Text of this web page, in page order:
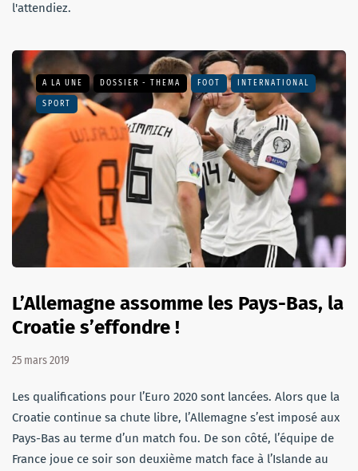
l'attendiez.
A LA UNE DOSSIER - THEMA FOOT INTERNATIONAL
SPORT
L’Allemagne assomme les Pays-Bas, la
Croatie s’effondre !
25 mars 2019
Les qualifications pour l’Euro 2020 sont lancées. Alors que la
Croatie continue sa chute libre, l’Allemagne s’est imposé aux
Pays-Bas au terme d’un match fou. De son côté, l’équipe de
France joue ce soir son deuxième match face à l’Islande au